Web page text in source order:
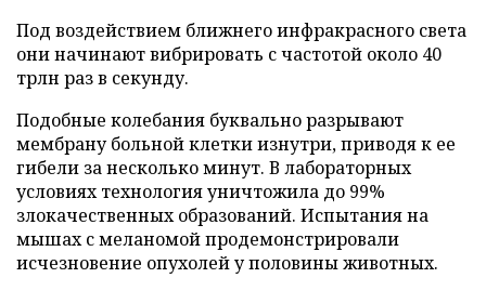
Под воздействием ближнего инфракрасного света
они начинают вибрировать с частотой около 40
трлн раз в секунду.
Подобные колебания буквально разрывают
мембрану больной клетки изнутри, приводя к ее
гибели за несколько минут. В лабораторных
условиях технология уничтожила до 99%
злокачественных образований. Испытания на
мышах с меланомой продемонстрировали
исчезновение опухолей у половины животных.